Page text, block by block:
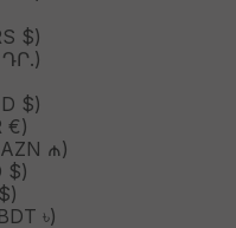
$)
ԴՐ.)
$)
€)
₼)
$)
৳)